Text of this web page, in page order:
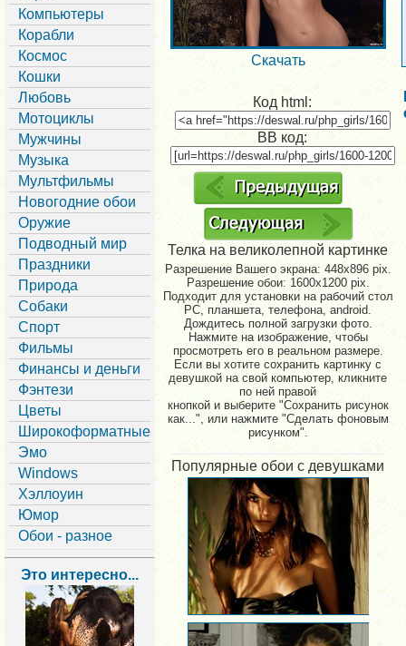
Компьютеры
Корабли
Космос
Кошки
Любовь
Мотоциклы
Мужчины
Музыка
Мультфильмы
Новогодние обои
Оружие
Подводный мир
Праздники
Природа
Собаки
Спорт
Фильмы
Финансы и деньги
Фэнтези
Цветы
Широкоформатные
Эмо
Windows
Хэллоуин
Юмор
Обои - разное
Это интересно...
Скачать
Код html:
BB код:
Телка на великолепной картинке
Разрешение Вашего экрана: 448x896 pix.
Разрешение обои: 1600x1200 pix.
Подходит для установки на рабочий стол
PC, планшета, телефона, android.
Дождитесь полной загрузки фото.
Нажмите на изображение, чтобы
просмотреть его в реальном размере.
Если вы хотите сохранить картинку с
девушкой на свой компьютер, кликните
по ней правой
кнопкой и выберите "Сохранить рисунок
как...", или нажмите "Сделать фоновым
рисунком".
Популярные обои с девушками